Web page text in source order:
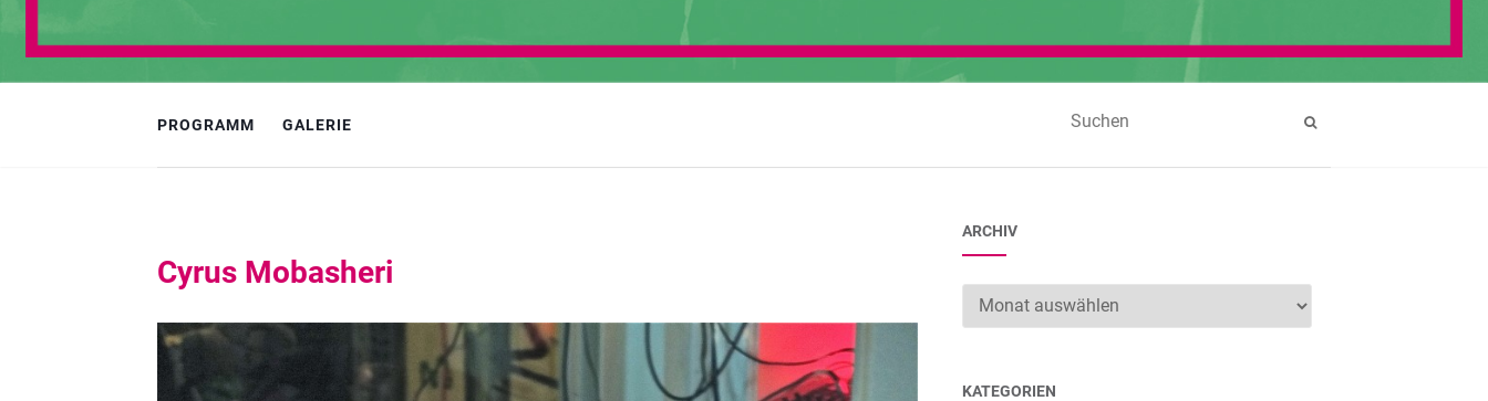
PROGRAMM GALERIE
Cyrus Mobasheri
ARCHIV
Archiv
KATEGORIEN